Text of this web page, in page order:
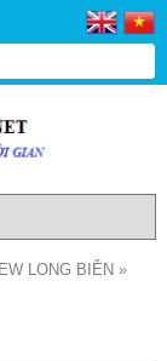
LONG BIÊN »